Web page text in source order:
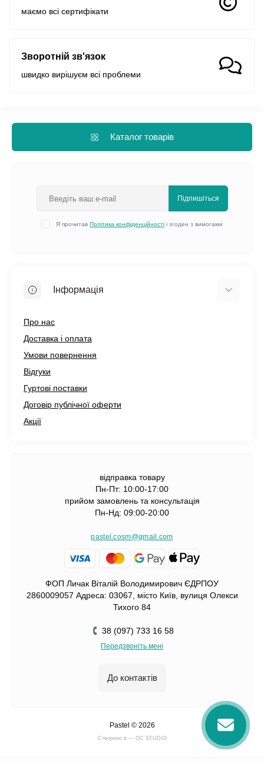
маємо всі сертифікати
Зворотній зв'язок
швидко вирішуєм всі проблеми
Каталог товарів
Підпишіться
Я прочитав Політика конфіденційності і згоден з вимогами
Інформація
Про нас
Доставка і оплата
Умови повернення
Відгуки
Гуртові поставки
Договір публічної оферти
Акції
відправка товару
Пн-Пт: 10:00-17:00
прийом замовлень та консультація
Пн-Нд: 09:00-20:00
pastel.cosm@gmail.com
ФОП Личак Віталій Володимирович ЄДРПОУ
2860009057 Адреса: 03067, місто Київ, вулиця Олекси
Тихого 84
38 (097) 733 16 58
Передзвоніть мені
До контактів
Pastel © 2026
Cтворено в — OC STUDIO